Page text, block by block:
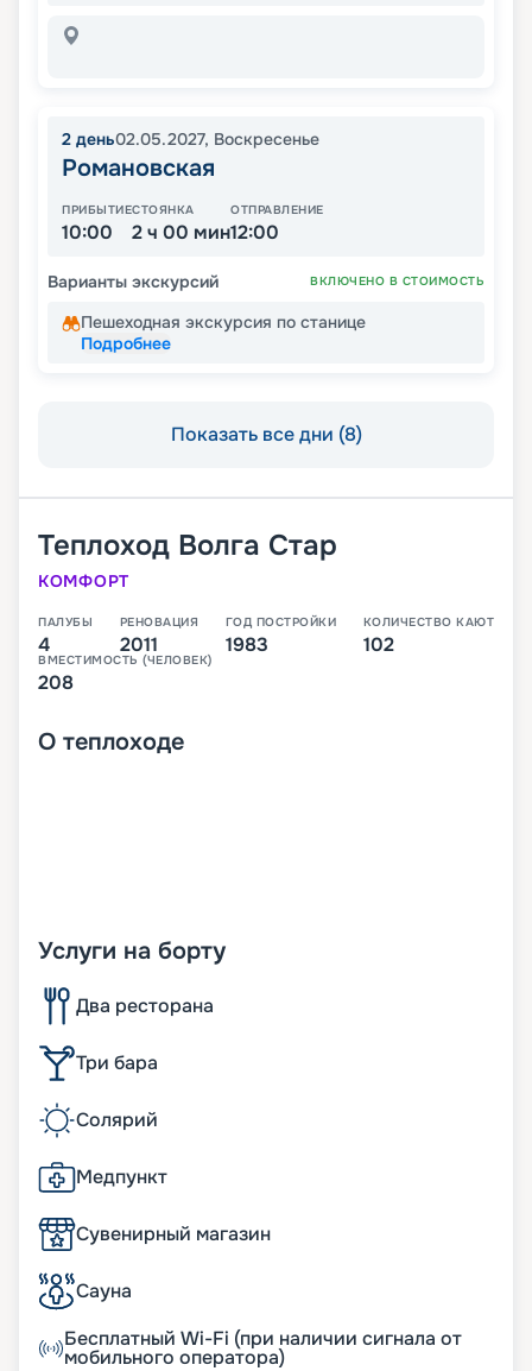
2 день02.05.2027, Воскресенье
Романовская
ПРИБЫТИЕ
10:00
СТОЯНКА
2 ч 00 мин
ОТПРАВЛЕНИЕ
12:00
Варианты экскурсий ВКЛЮЧЕНО В СТОИМОСТЬ
Пешеходная экскурсия по станице
Подробнее
Показать все дни (8)
Теплоход Волга Стар
КОМФОРТ
ПАЛУБЫ
4
РЕНОВАЦИЯ
2011
ГОД ПОСТРОЙКИ
1983
КОЛИЧЕСТВО КАЮТ
102
ВМЕСТИМОСТЬ (ЧЕЛОВЕК)
208
О теплоходе
Услуги на борту
Два ресторана
Три бара
Солярий
Медпункт
Сувенирный магазин
Сауна
Бесплатный Wi-Fi (при наличии сигнала от
мобильного оператора)